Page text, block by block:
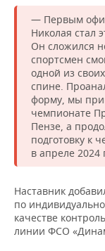
ОТКРЫТАЯ
БАСКЕТБОЛ
ВОЛЕЙБОЛ
КИБЕРСПОРТ
ФИГУРНОЕ
ВОДНЫЕ
ХОККЕЙ С
ИСТОРИЯ
КУЛЬТУРА
МЕДИЦИНА
ОБРАЗОВАНИЕ
СПРАВОЧНИК
СПИСОК
СПИСОК
ПОЛНАЯ ВЕРСИЯ
— Первым
Николая стал
Он сложился
спортсмен
одной из
спине.
форму, мы
чемпионате
Пензе, а
подготовку к
в апреле 2024
Наставник
по
качестве
линии ФСО